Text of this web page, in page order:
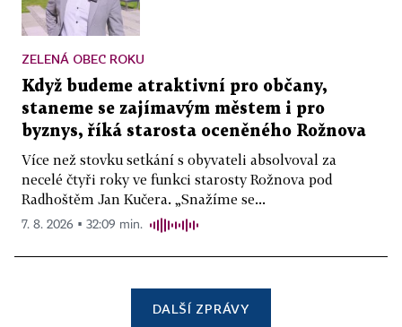
ZELENÁ OBEC ROKU
Když budeme atraktivní pro občany,
staneme se zajímavým městem i pro
byznys, říká starosta oceněného Rožnova
Více než stovku setkání s obyvateli absolvoval za
necelé čtyři roky ve funkci starosty Rožnova pod
Radhoštěm Jan Kučera. „Snažíme se...
7. 8. 2026 ▪ 32:09 min.
DALŠÍ ZPRÁVY